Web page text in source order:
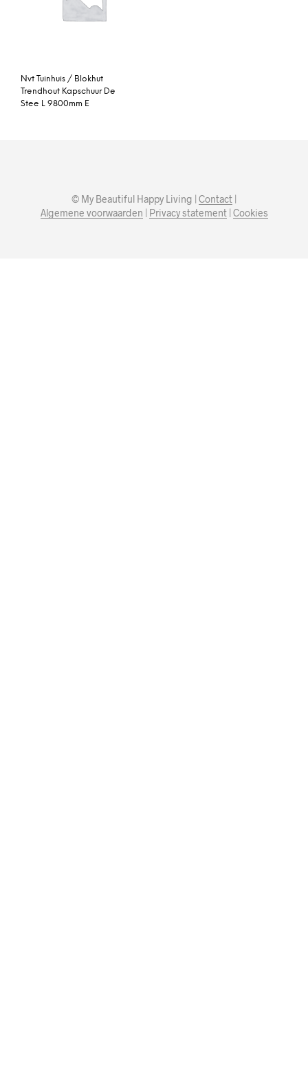
Nvt Tuinhuis / Blokhut
Trendhout Kapschuur De
Stee L 9800mm E
© My Beautiful Happy Living | Contact |
Algemene voorwaarden | Privacy statement| Cookies